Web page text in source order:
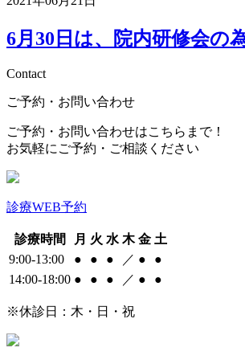
6月30日は、院内研修会の
Contact
ご予約・お問い合わせ
ご予約・お問い合わせはこちらまで！
お気軽にご予約・ご相談ください
診療WEB予約
診療時間 月 火 水 木 金 土
9:00-13:00
● ● ● ／ ●
●
14:00-18:00 ● ● ● ／ ● ●
※休診日：木・日・祝